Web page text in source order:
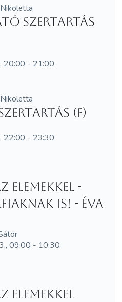
szertartás
20:00 - 21:00
(F)
22:00 - 23:30
elemekkel -
is! - Éva
09:00 - 10:30
elemekkel